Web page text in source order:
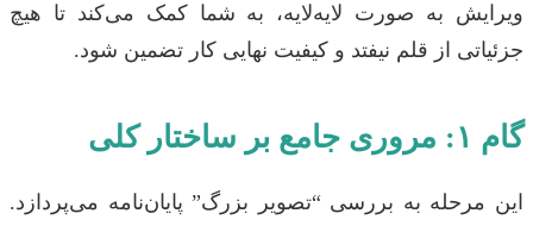
ویرایش به صورت لایه‌لایه، به شما کمک می‌کند تا هیچ
جزئیاتی از قلم نیفتد و کیفیت نهایی کار تضمین شود.
گام ۱: مروری جامع بر ساختار کلی
این مرحله به بررسی “تصویر بزرگ” پایان‌نامه می‌پردازد.